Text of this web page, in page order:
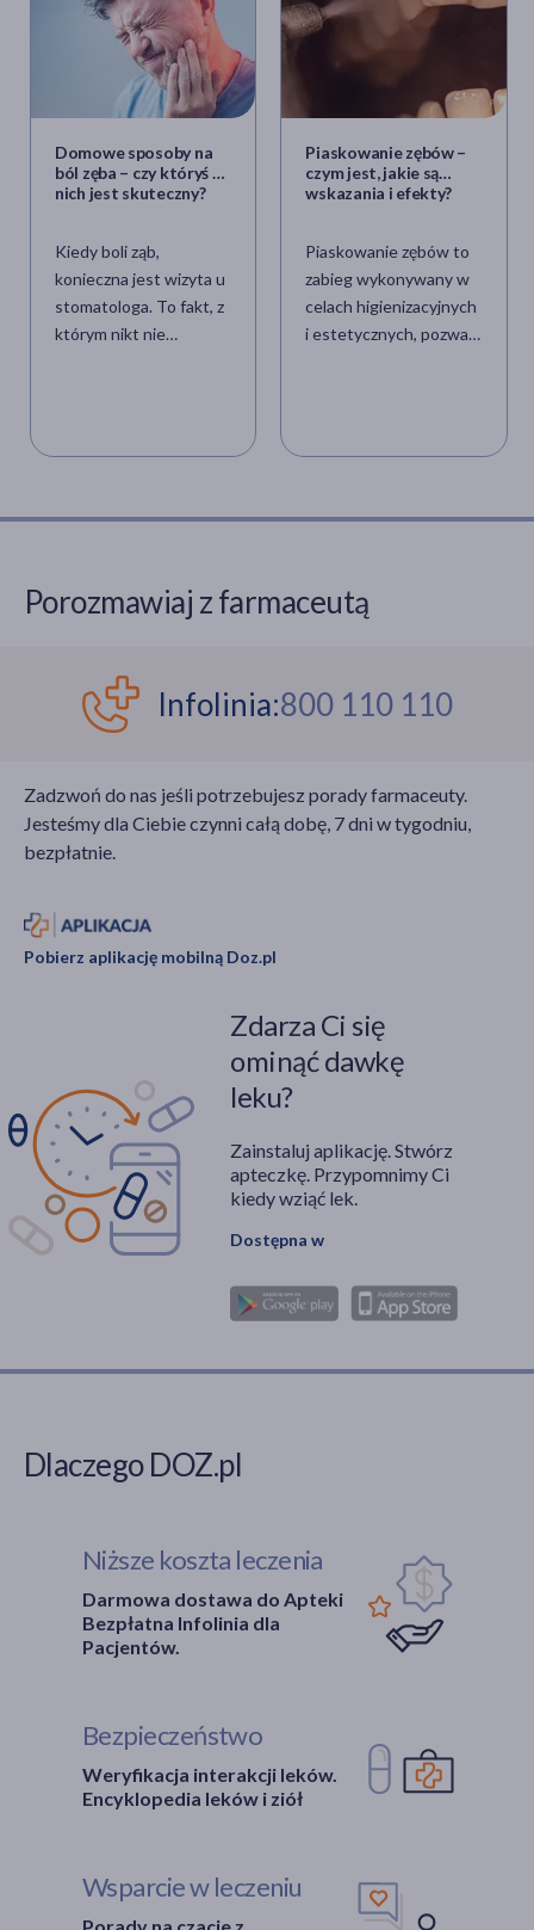
Domowe sposoby na
ból zęba – czy któryś z
nich jest skuteczny?
Kiedy boli ząb,
konieczna jest wizyta u
stomatologa. To fakt, z
którym nikt nie
któryś z nich tak
Piaskowanie zębów –
czym jest, jakie są
wskazania i efekty?
Piaskowanie zębów to
zabieg wykonywany w
celach higienizacyjnych
i estetycznych, pozwala
bezpieczny i nie boli.
piasek – tacy pacjenci
jest procedurą
odpłatną, nie jest
Porozmawiaj z farmaceutą
Infolinia:800 110 110
Zadzwoń do nas jeśli potrzebujesz porady farmaceuty.
Jesteśmy dla Ciebie czynni całą dobę, 7 dni w tygodniu,
bezpłatnie.
Pobierz aplikację mobilną Doz.pl
Zdarza Ci się
ominąć dawkę
leku?
Zainstaluj aplikację. Stwórz
apteczkę. Przypomnimy Ci
kiedy wziąć lek.
Dostępna w
Dlaczego DOZ.pl
Niższe koszta leczenia
Darmowa dostawa do Apteki
Bezpłatna Infolinia dla
Pacjentów.
Bezpieczeństwo
Weryfikacja interakcji leków.
Encyklopedia leków i ziół
Wsparcie w leczeniu